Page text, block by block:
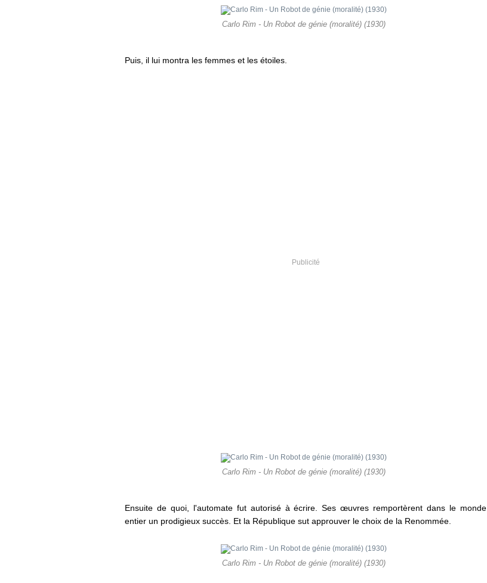
Carlo Rim - Un Robot de génie (moralité) (1930)
Puis, il lui montra les femmes et les étoiles.
Publicité
Carlo Rim - Un Robot de génie (moralité) (1930)
Ensuite de quoi, l'automate fut autorisé à écrire. Ses œuvres remportèrent dans le monde
entier un prodigieux succès. Et la République sut approuver le choix de la Renommée.
Carlo Rim - Un Robot de génie (moralité) (1930)